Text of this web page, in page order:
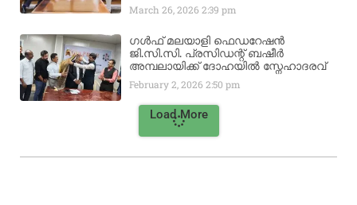
March 26, 20262:39 pm
ഗൾഫ് മലയാളി ഫെഡറേഷൻ
ജി.സി.സി. പ്രസിഡന്റ് ബഷീർ
അമ്പലായിക്ക് ദോഹയിൽ സ്നേഹാദരവ്
February 2, 20262:50 pm
Load More